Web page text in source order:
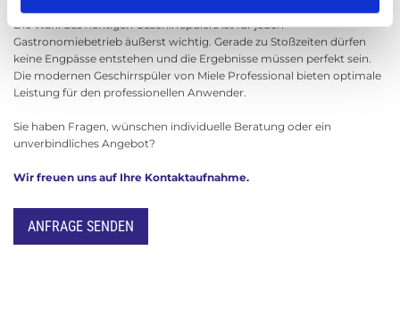
Die Wahl des richtigen Geschirrspülers ist für jeden
Gastronomiebetrieb äußerst wichtig. Gerade zu Stoßzeiten dürfen
keine Engpässe entstehen und die Ergebnisse müssen perfekt sein.
Die modernen Geschirrspüler von Miele Professional bieten optimale
Leistung für den professionellen Anwender.
Sie haben Fragen, wünschen individuelle Beratung oder ein
unverbindliches Angebot?
Wir freuen uns auf Ihre Kontaktaufnahme.
ANFRAGE SENDEN